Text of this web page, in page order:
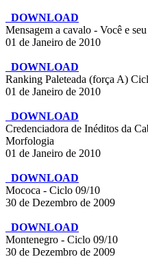
DOWNLOAD
Mensagem a cavalo - Você e
01 de Janeiro de 2010
DOWNLOAD
Ranking Paleteada (força A)
01 de Janeiro de 2010
DOWNLOAD
Credenciadora de Inéditos da
Morfologia
01 de Janeiro de 2010
DOWNLOAD
Mococa - Ciclo 09/10
30 de Dezembro de 2009
DOWNLOAD
Montenegro - Ciclo 09/10
30 de Dezembro de 2009